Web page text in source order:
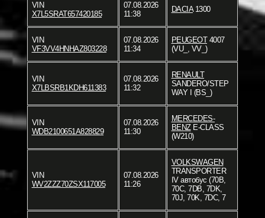
VIN
X7L5SRAT657420185
07.08.2026
11:38
DACIA1300
VIN
VF3VV4HNHAZ803228
07.08.2026
11:34
PEUGEOT4007
(VU_, VV_)
VIN
X7LBSRB1KDH611383
07.08.2026
11:32
RENAULT
SANDERO/STEP
WAY I (BS_)
VIN
WDB2100651A828829
07.08.2026
11:30
MERCEDES-
BENZE-CLASS
(W210)
VIN
WV2ZZZ70ZSX117005
07.08.2026
11:26
VOLKSWAGEN
TRANSPORTER
IV автобус (70B,
70C, 7DB, 7DK,
70J, 70K, 7DC, 7